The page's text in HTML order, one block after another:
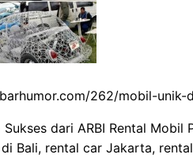
262/mobil-unik-
dari ARBI Rental
Bali, rental car Jakarta,